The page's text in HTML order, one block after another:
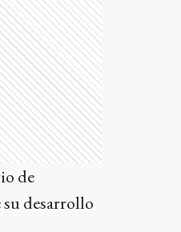
de
su desarrollo